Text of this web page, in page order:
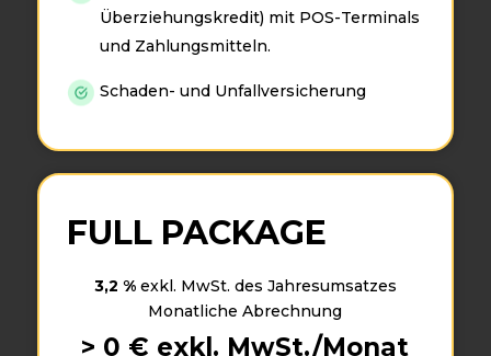
Überziehungskredit) mit POS-Terminals
und Zahlungsmitteln.
Schaden- und Unfallversicherung
FULL PACKAGE
3,2 %exkl. MwSt. des Jahresumsatzes
Monatliche Abrechnung
> 0 € exkl. MwSt./Monat